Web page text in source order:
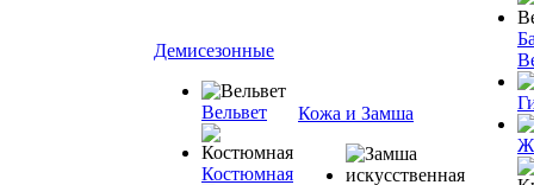
Демисезонные
Вельвет
Костюмная
Кожа и Замша